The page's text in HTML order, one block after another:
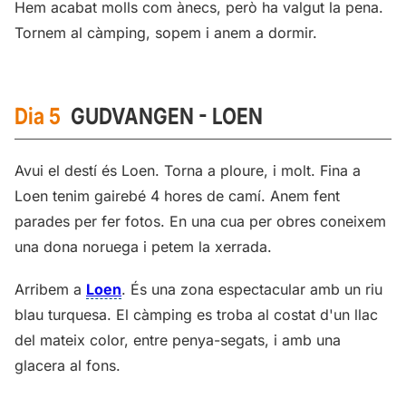
Hem acabat molls com ànecs, però ha valgut la pena.
Tornem al càmping, sopem i anem a dormir.
Dia 5 GUDVANGEN - LOEN
Avui el destí és Loen. Torna a ploure, i molt. Fina a
Loen tenim gairebé 4 hores de camí. Anem fent
parades per fer fotos. En una cua per obres coneixem
una dona noruega i petem la xerrada.
Arribem a Loen. És una zona espectacular amb un riu
blau turquesa. El càmping es troba al costat d'un llac
del mateix color, entre penya-segats, i amb una
glacera al fons.